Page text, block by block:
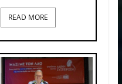
READ MORE